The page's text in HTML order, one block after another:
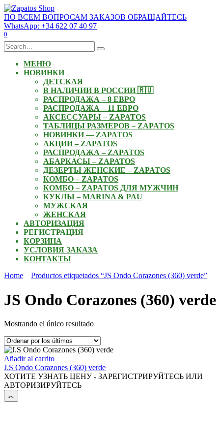
Skip
to
content
ПО ВСЕМ ВОПРОСАМ ЗАКАЗОВ ОБРАЩАЙТЕСЬ
WhatsApp: +34 622 07 40 97
0
Search
for:
МЕНЮ
НОВИНКИ
ДЕТСКАЯ
В НАЛИЧИИ В РОССИИ 🇷🇺
РАСПРОДАЖА – 8 ЕВРО
РАСПРОДАЖА – 11 ЕВРО
АКСЕССУАРЫ – ZAPATOS
ТАБЛИЦЫ РАЗМЕРОВ – ZAPATOS
НОВИНКИ — ZAPATOS
АКЦИИ – ZAPATOS
РАСПРОДАЖА – ZAPATOS
АБАРКАСЫ – ZAPATOS
ДЕЗЕРТЫ ЖЕНСКИЕ – ZAPATOS
КОМБО – ZAPATOS
КОМБО – ZAPATOS ДЛЯ МУЖЧИН
КУКЛЫ – MARINA & PAU
МУЖСКАЯ
ЖЕНСКАЯ
АВТОРИЗАЦИЯ
РЕГИСТРАЦИЯ
КОРЗИНА
УСЛОВИЯ ЗАКАЗА
КОНТАКТЫ
Home
Productos etiquetados “JS Ondo Corazones (360) verde”
JS Ondo Corazones (360) verde
Mostrando el único resultado
Añadir al carrito
J.S Ondo Corazones (360) verde
ХОТИТЕ УЗНАТЬ ЦЕНУ - ЗАРЕГИСТРИРУЙТЕСЬ ИЛИ
АВТОРИЗИРУЙТЕСЬ